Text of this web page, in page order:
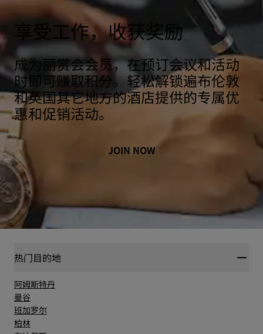
享受工作，收获奖励
成为丽赏会会员，在预订会议和活动
时即可赚取积分。轻松解锁遍布伦敦
和英国其它地方的酒店提供的专属优
惠和促销活动。
JOIN NOW
热门目的地
阿姆斯特丹
曼谷
班加罗尔
柏林